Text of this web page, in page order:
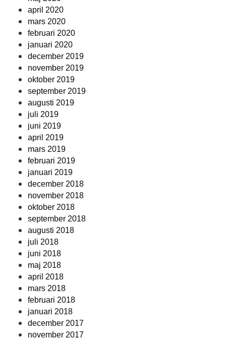
april 2020
mars 2020
februari 2020
januari 2020
december 2019
november 2019
oktober 2019
september 2019
augusti 2019
juli 2019
juni 2019
april 2019
mars 2019
februari 2019
januari 2019
december 2018
november 2018
oktober 2018
september 2018
augusti 2018
juli 2018
juni 2018
maj 2018
april 2018
mars 2018
februari 2018
januari 2018
december 2017
november 2017